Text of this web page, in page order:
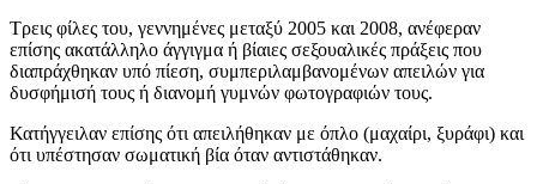
Τρεις φίλες του, γεννημένες μεταξύ 2005 και 2008, ανέφεραν
επίσης ακατάλληλο άγγιγμα ή βίαιες σεξουαλικές πράξεις που
διαπράχθηκαν υπό πίεση, συμπεριλαμβανομένων απειλών για
δυσφήμισή τους ή διανομή γυμνών φωτογραφιών τους.
Κατήγγειλαν επίσης ότι απειλήθηκαν με όπλο (μαχαίρι, ξυράφι) και
ότι υπέστησαν σωματική βία όταν αντιστάθηκαν.